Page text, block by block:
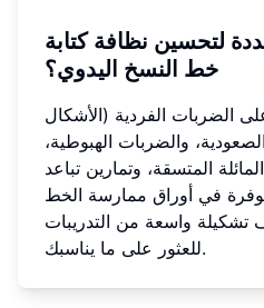
لتحسين نظافة كتابة
خط النسخ اليدوي؟
الضربات الفردية (الأشكال
والضربات الهبوطية،
المتسقة، وتمارين تباعد
في أوراق ممارسة الخط
واسعة من التدريبات
للعثور على ما يناسبك.